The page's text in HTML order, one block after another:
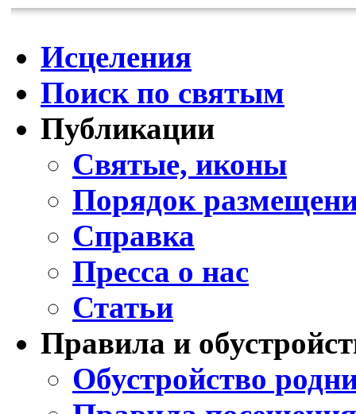
Исцеления
Поиск по святым
Публикации
Святые, иконы
Порядок
Справка
Пресса о нас
Статьи
Правила и
Обустройство